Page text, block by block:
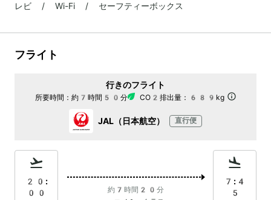
レビ / Wi-Fi / セーフティーボックス
フライト
行きのフライト
所要時間： 約7時間50分 CO2排出量： 689kg
JAL（日本航空） 直行便
20:
00
約7時間20分
7:4
5